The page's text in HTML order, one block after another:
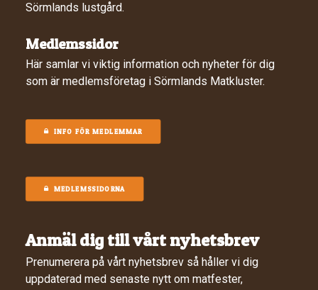
Sörmlands lustgård.
Medlemssidor
Här samlar vi viktig information och nyheter för dig
som är medlemsföretag i Sörmlands Matkluster.
INFO FÖR MEDLEMMAR
MEDLEMSSIDORNA
Anmäl dig till vårt nyhetsbrev
Prenumerera på vårt nyhetsbrev så håller vi dig
uppdaterad med senaste nytt om matfester,